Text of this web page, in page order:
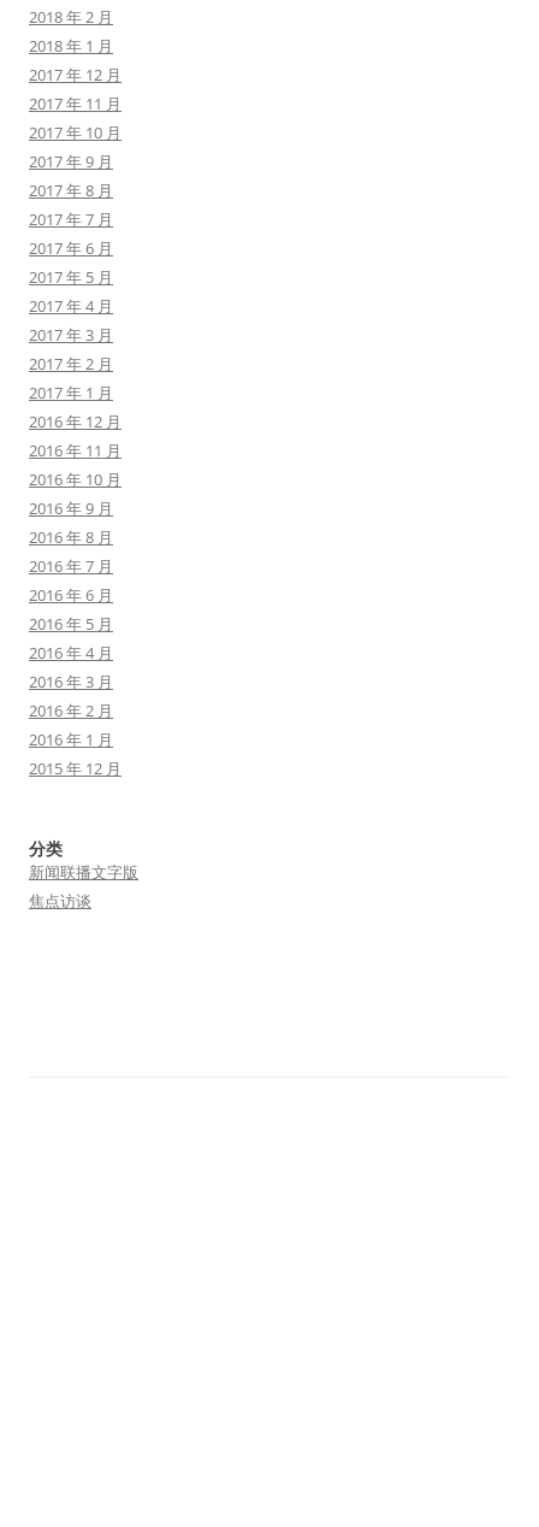
2018 年 2 月
2018 年 1 月
2017 年 12 月
2017 年 11 月
2017 年 10 月
2017 年 9 月
2017 年 8 月
2017 年 7 月
2017 年 6 月
2017 年 5 月
2017 年 4 月
2017 年 3 月
2017 年 2 月
2017 年 1 月
2016 年 12 月
2016 年 11 月
2016 年 10 月
2016 年 9 月
2016 年 8 月
2016 年 7 月
2016 年 6 月
2016 年 5 月
2016 年 4 月
2016 年 3 月
2016 年 2 月
2016 年 1 月
2015 年 12 月
分类
新闻联播文字版
焦点访谈